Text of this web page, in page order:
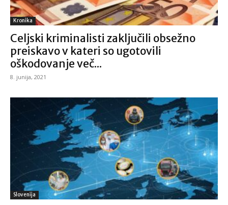
Kronika
Celjski kriminalisti zaključili obsežno
preiskavo v kateri so ugotovili
oškodovanje več...
8. junija, 2021
Slovenija